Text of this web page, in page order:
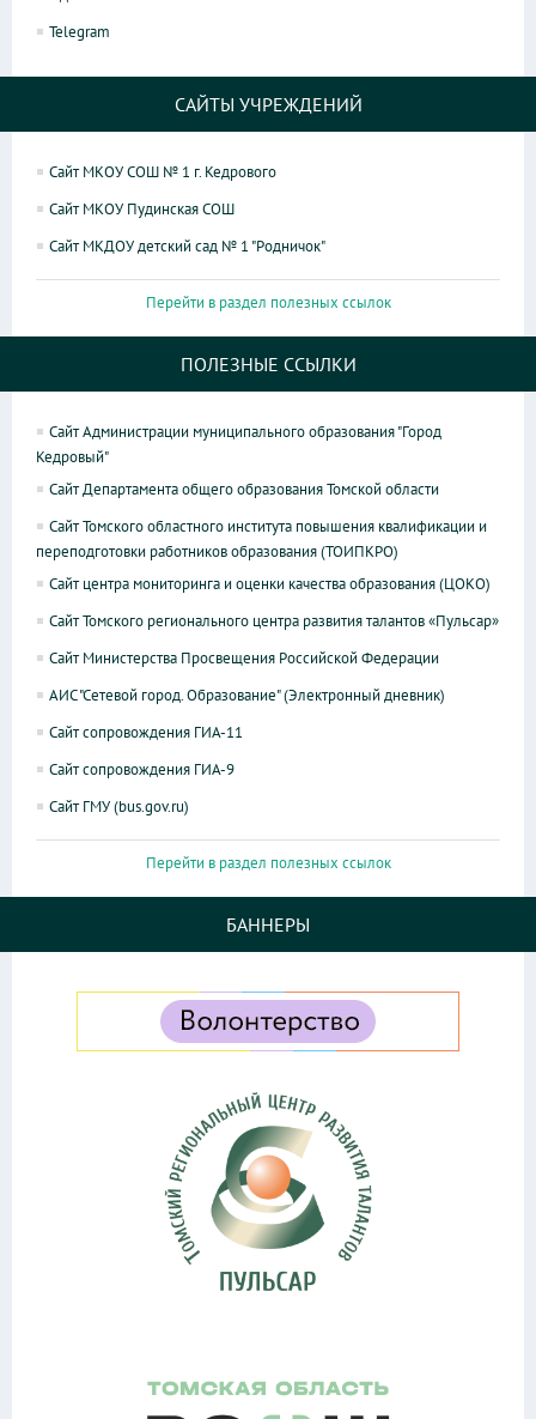
Telegram
САЙТЫ УЧРЕЖДЕНИЙ
Сайт МКОУ СОШ № 1 г. Кедрового
Сайт МКОУ Пудинская СОШ
Сайт МКДОУ детский сад № 1 "Родничок"
Перейти в раздел полезных ссылок
ПОЛЕЗНЫЕ ССЫЛКИ
Сайт Администрации муниципального образования "Город
Кедровый"
Сайт Департамента общего образования Томской области
Сайт Томского областного института повышения квалификации и
переподготовки работников образования (ТОИПКРО)
Сайт центра мониторинга и оценки качества образования (ЦОКО)
Сайт Томского регионального центра развития талантов «Пульсар»
Сайт Министерства Просвещения Российской Федерации
АИС "Сетевой город. Образование" (Электронный дневник)
Сайт сопровождения ГИА-11
Сайт сопровождения ГИА-9
Сайт ГМУ (bus.gov.ru)
Перейти в раздел полезных ссылок
БАННЕРЫ